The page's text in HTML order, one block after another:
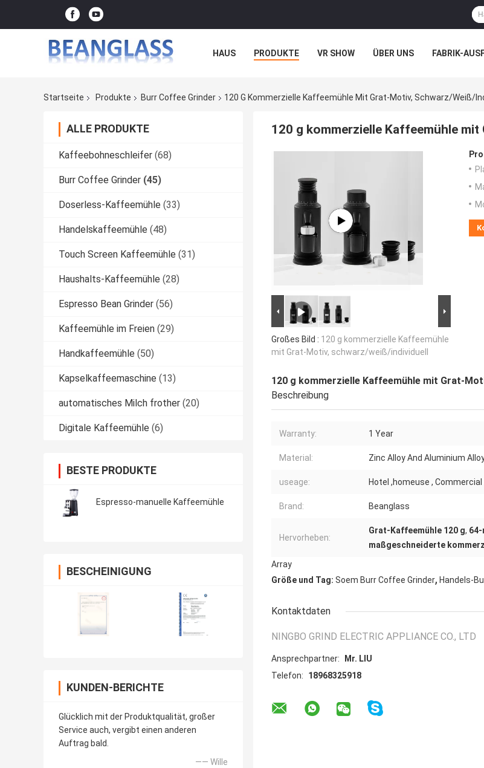
HAUS PRODUKTE VR SHOW ÜBER UNS FABRIK-
Startseite
Produkte Burr Coffee Grinder 120 G Kommerzielle Kaffeemühle Mit Grat-Motiv, Schwarz/weiß/
ALLE PRODUKTE
Kaffeebohneschleifer (68)
Burr Coffee Grinder (45)
Doserless-Kaffeemühle (33)
Handelskaffeemühle (48)
Touch Screen Kaffeemühle (31)
Haushalts-Kaffeemühle (28)
Espresso Bean Grinder (56)
Kaffeemühle im Freien (29)
Handkaffeemühle (50)
Kapselkaffeemaschine (13)
automatisches Milch frother (20)
Digitale Kaffeemühle (6)
BESTE PRODUKTE
Espresso-manuelle Kaffeemühle
BESCHEINIGUNG
KUNDEN-BERICHTE
Glücklich mit der Produktqualität, großer
Service auch, vergibt einen anderen
Auftrag bald.
—— Wille
120 g kommerzielle Kaffeemühle
Großes Bild : 120 g kommerzielle Kaffeemühle
mit Grat-Motiv, schwarz/weiß/individuell
120 g kommerzielle Kaffeemühle mit Grat-
Beschreibung
Warranty: 1 Year
Material: Zinc Alloy And Aluminium
useage: Hotel ,homeuse , Commercial
Brand: Beanglass
Hervorheben:
Grat-Kaffeemühle 120 g,
maßgeschneiderte
Array
Größe und Tag: Soem Burr Coffee Grinder, Handels-
Kontaktdaten
NINGBO GRIND ELECTRIC APPLIANCE CO., LTD
Ansprechpartner:
Mr. LIU
Telefon:
18968325918